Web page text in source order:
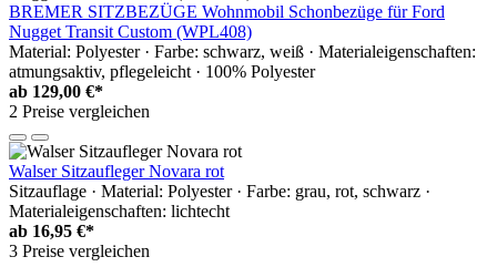
BREMER SITZBEZÜGE Wohnmobil Schonbezüge für Ford
Nugget Transit Custom (WPL408)
Material: Polyester · Farbe: schwarz, weiß · Materialeigenschaften:
atmungsaktiv, pflegeleicht · 100% Polyester
ab 129,00 €*
2 Preise vergleichen
Walser Sitzaufleger Novara rot
Sitzauflage · Material: Polyester · Farbe: grau, rot, schwarz ·
Materialeigenschaften: lichtecht
ab 16,95 €*
3 Preise vergleichen